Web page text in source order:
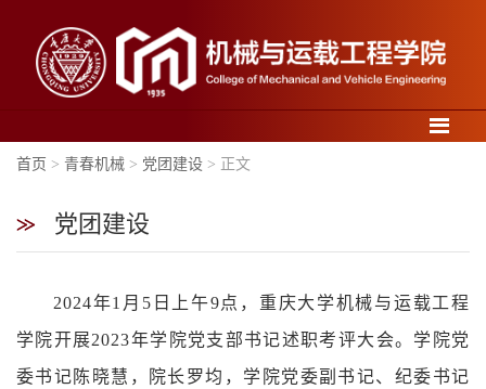
首页 > 青春机械 > 党团建设 > 正文
党团建设
概
况
2024年1月5日上午9点，重庆大学机械与运载工程
学院开展2023年学院党支部书记述职考评大会。学院党
委书记陈晓慧，院长罗均，学院党委副书记、纪委书记